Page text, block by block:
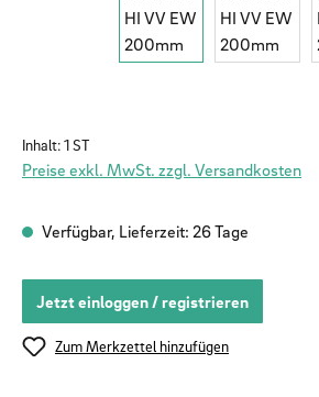
Inhalt:1 ST
Preise exkl. MwSt. zzgl. Versandkosten
Verfügbar, Lieferzeit: 26 Tage
Jetzt einloggen / registrieren
Zum Merkzettel hinzufügen